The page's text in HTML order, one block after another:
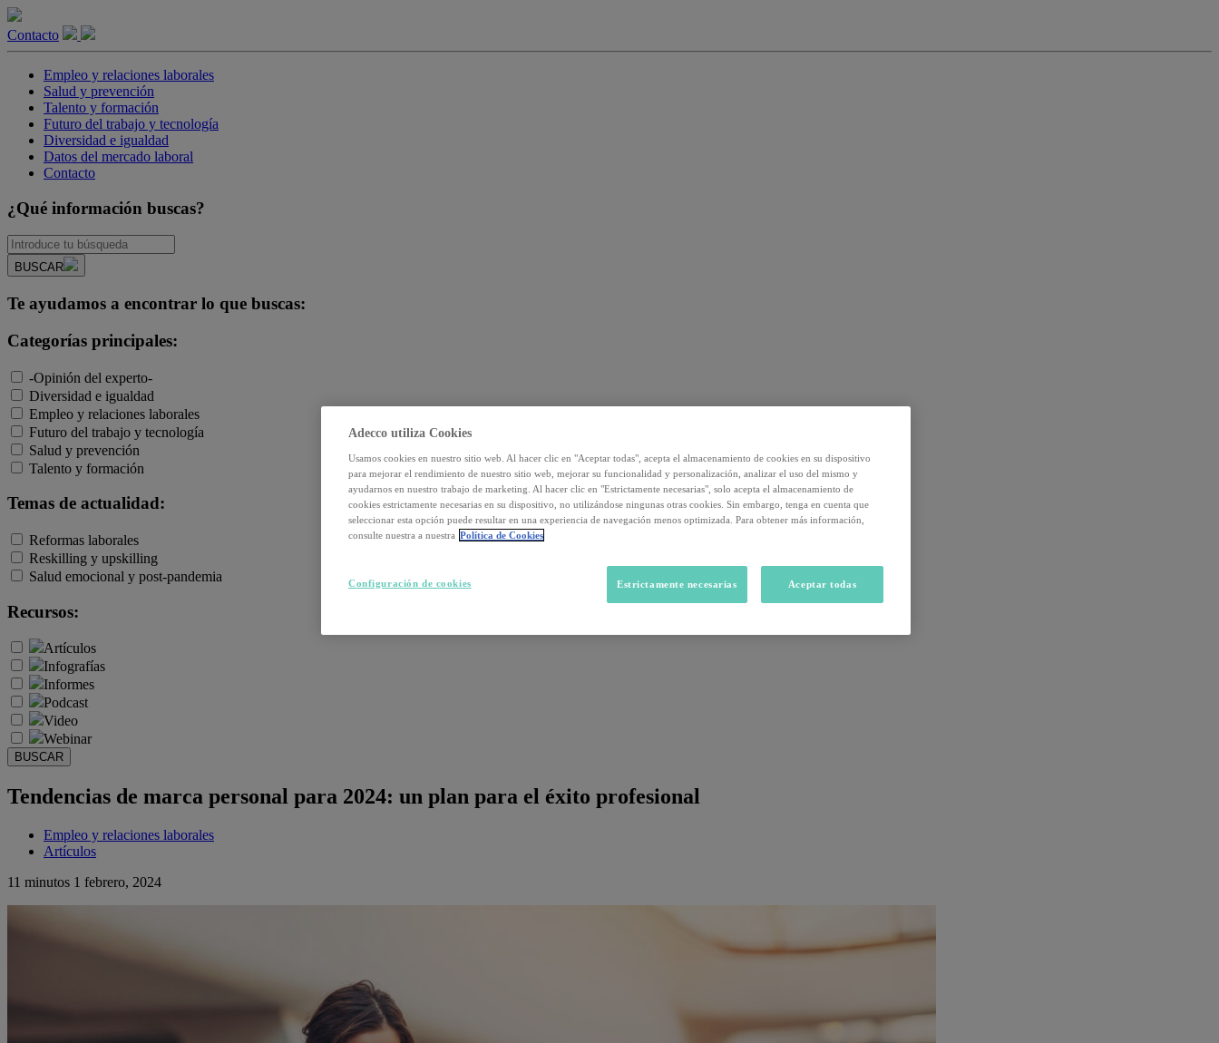
Contacto
Empleo y relaciones laborales
Salud y prevención
Talento y formación
Futuro del trabajo y tecnología
Diversidad e igualdad
Datos del mercado laboral
Contacto
¿Qué información buscas?
BUSCAR
Te ayudamos a encontrar lo que buscas:
Categorías principales:
-Opinión del experto-
Diversidad e igualdad
Empleo y relaciones laborales
Futuro del trabajo y tecnología
Salud y prevención
Talento y formación
Temas de actualidad:
Reformas laborales
Reskilling y upskilling
Salud emocional y post-pandemia
Recursos:
Artículos
Infografías
Informes
Podcast
Video
Webinar
BUSCAR
Tendencias de marca personal para 2024: un plan para el éxito profesional
Empleo y relaciones laborales
Artículos
11 minutos 1 febrero, 2024
Adecco utiliza Cookies
Usamos cookies en nuestro sitio web. Al hacer clic en "Aceptar todas", acepta el almacenamiento de cookies en su dispositivo
para mejorar el rendimiento de nuestro sitio web, mejorar su funcionalidad y personalización, analizar el uso del mismo y
ayudarnos en nuestro trabajo de marketing. Al hacer clic en "Estrictamente necesarias", solo acepta el almacenamiento de
cookies estrictamente necesarias en su dispositivo, no utilizándose ningunas otras cookies. Sin embargo, tenga en cuenta que
seleccionar esta opción puede resultar en una experiencia de navegación menos optimizada. Para obtener más información,
consulte nuestra a nuestra Política de Cookies
Estrictamente necesarias Aceptar todas
Configuración de cookies